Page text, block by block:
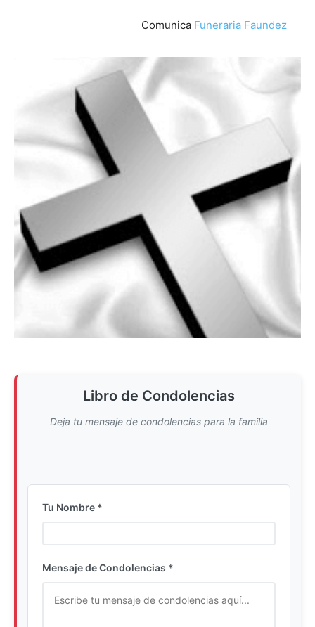
Comunica Funeraria Faundez
Libro de Condolencias
Deja tu mensaje de condolencias para la familia
Tu Nombre *
Mensaje de Condolencias *